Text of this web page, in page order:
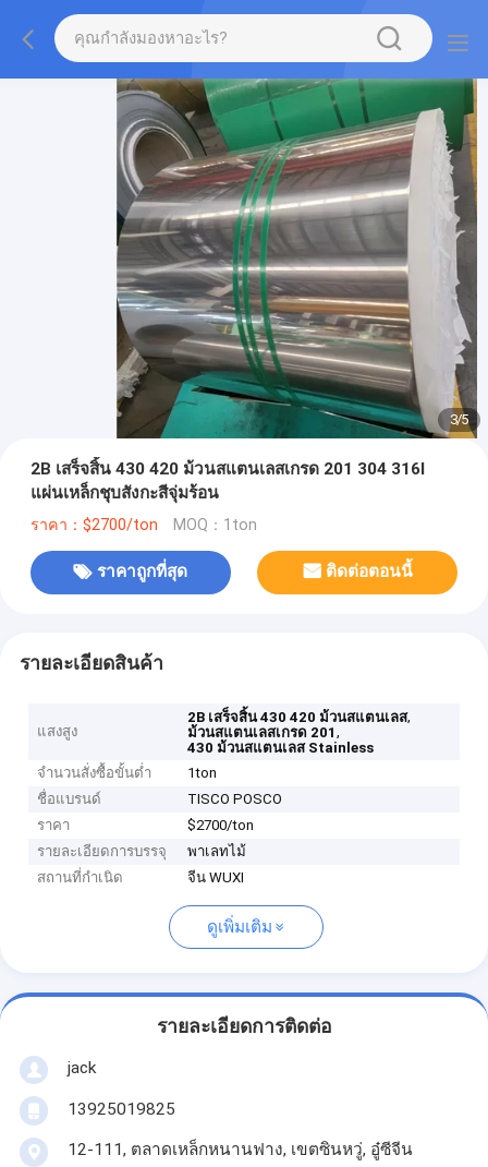
3/5
2B เสร็จสิ้น 430 420 ม้วนสแตนเลสเกรด 201 304 316l
แผ่นเหล็กชุบสังกะสีจุ่มร้อน
ราคา：$2700/ton MOQ：1ton
ราคาถูกที่สุด ติดต่อตอนนี้
รายละเอียดสินค้า
แสงสูง
2B เสร็จสิ้น 430 420 ม้วนสแตนเลส,
ม้วนสแตนเลสเกรด 201,
430 ม้วนสแตนเลส Stainless
จำนวนสั่งซื้อขั้นต่ำ
1ton
ชื่อแบรนด์
TISCO POSCO
ราคา
$2700/ton
รายละเอียดการบรรจุ
พาเลทไม้
สถานที่กำเนิด
จีน WUXI
ดูเพิ่มเติม
รายละเอียดการติดต่อ
jack
13925019825
12-111, ตลาดเหล็กหนานฟาง, เขตซินหวู่, อู๋ซีจีน